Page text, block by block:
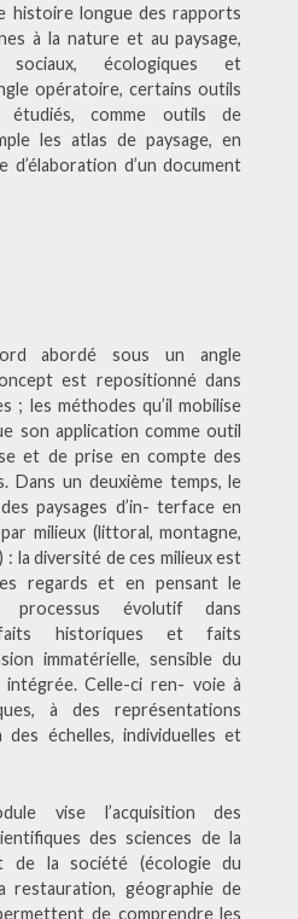
histoire longue des rapports
à la nature et au paysage,
sociaux, écologiques et
opératoire, certains outils
comme outils de
les atlas de paysage, en
d’un document
abordé sous un angle
est repositionné dans
; les méthodes qu’il mobilise
son application comme outil
et de prise en compte des
Dans un deuxième temps, le
paysages d’in- terface en
milieux (littoral, montagne,
la diversité de ces milieux est
regards et en pensant le
processus évolutif dans
historiques et faits
immatérielle, sensible du
intégrée. Celle-ci ren- voie à
à des représentations
échelles, individuelles et
vise l’acquisition des
des sciences de la
de la société (écologie du
restauration, géographie de
de comprendre les